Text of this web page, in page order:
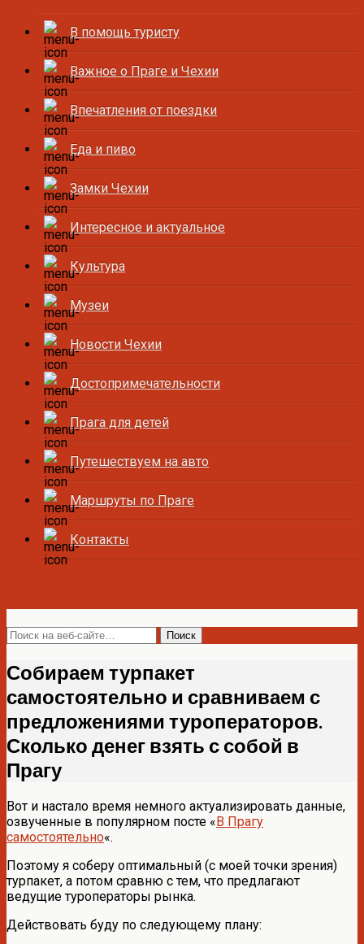
В помощь туристу
Важное о Праге и Чехии
Впечатления от поездки
Еда и пиво
Замки Чехии
Интересное и актуальное
Культура
Музеи
Новости Чехии
Достопримечательности
Прага для детей
Путешествуем на авто
Маршруты по Праге
Контакты
Собираем турпакет
самостоятельно и сравниваем с
предложениями туроператоров.
Сколько денег взять с собой в
Прагу
Вот и настало время немного актуализировать данные,
озвученные в популярном посте «В Прагу
самостоятельно«.
Поэтому я соберу оптимальный (с моей точки зрения)
турпакет, а потом сравню с тем, что предлагают
ведущие туроператоры рынка.
Действовать буду по следующему плану: